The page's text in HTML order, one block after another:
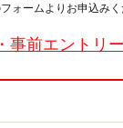
ォームよりお申込みく
事前エントリ